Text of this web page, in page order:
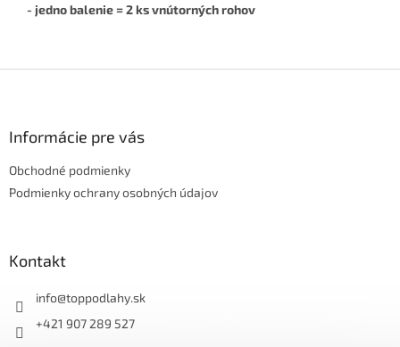
- jedno balenie = 2 ks vnútorných rohov
Informácie pre vás
Obchodné podmienky
Podmienky ochrany osobných údajov
Kontakt
info@toppodlahy.sk
+421 907 289 527